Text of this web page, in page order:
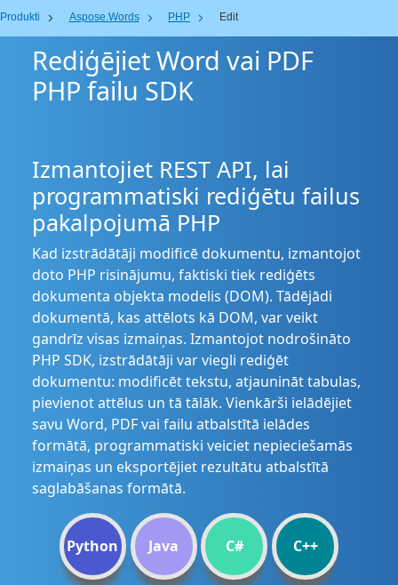
Produkti Aspose.Words PHP Edit
Rediģējiet Word vai PDF
PHP failu SDK
Izmantojiet REST API, lai
programmatiski rediģētu failus
pakalpojumā PHP
Kad izstrādātāji modificē dokumentu, izmantojot
doto PHP risinājumu, faktiski tiek rediģēts
dokumenta objekta modelis (DOM). Tādējādi
dokumentā, kas attēlots kā DOM, var veikt
gandrīz visas izmaiņas. Izmantojot nodrošināto
PHP SDK, izstrādātāji var viegli rediģēt
dokumentu: modificēt tekstu, atjaunināt tabulas,
pievienot attēlus un tā tālāk. Vienkārši ielādējiet
savu Word, PDF vai failu atbalstītā ielādes
formātā, programmatiski veiciet nepieciešamās
izmaiņas un eksportējiet rezultātu atbalstītā
saglabāšanas formātā.
Python Java C# C++